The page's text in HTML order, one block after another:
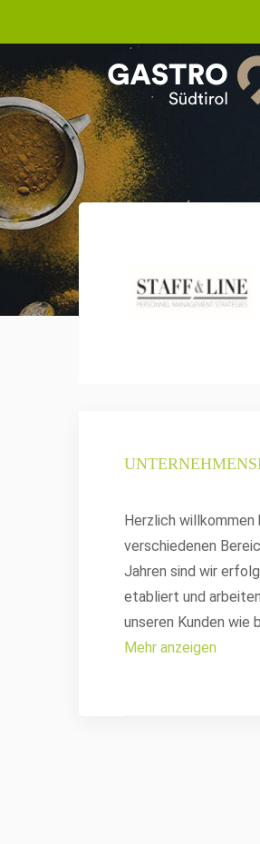
Herzlich
verschiedenen
Jahren sind wir
etabliert und
unseren Kunden wie
Mehr anzeigen